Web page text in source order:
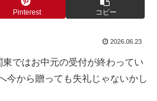
Pinterest コピー
2026.06.23
東ではお中元の受付が終わってい
今から贈っても失礼じゃないかし